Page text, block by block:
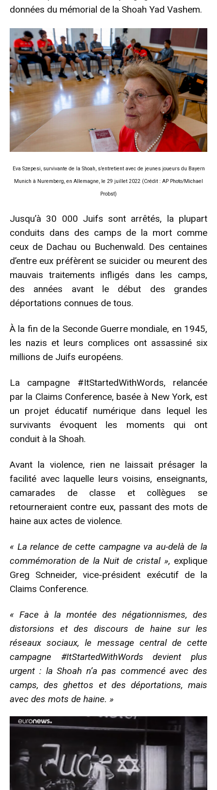
données du mémorial de la Shoah Yad Vashem.
Eva Szepesi, survivante de la Shoah, s’entretient avec de jeunes joueurs du Bayern
Munich à Nuremberg, en Allemagne, le 29 juillet 2022 (Crédit : AP Photo/Michael
Probst)
Jusqu’à 30 000 Juifs sont arrêtés, la plupart
conduits dans des camps de la mort comme
ceux de Dachau ou Buchenwald. Des centaines
d’entre eux préfèrent se suicider ou meurent des
mauvais traitements infligés dans les camps,
des années avant le début des grandes
déportations connues de tous.
À la fin de la Seconde Guerre mondiale, en 1945,
les nazis et leurs complices ont assassiné six
millions de Juifs européens.
La campagne #ItStartedWithWords, relancée
par la Claims Conference, basée à New York, est
un projet éducatif numérique dans lequel les
survivants évoquent les moments qui ont
conduit à la Shoah.
Avant la violence, rien ne laissait présager la
facilité avec laquelle leurs voisins, enseignants,
camarades de classe et collègues se
retourneraient contre eux, passant des mots de
haine aux actes de violence.
« La relance de cette campagne va au-delà de la
commémoration de la Nuit de cristal », explique
Greg Schneider, vice-président exécutif de la
Claims Conference.
« Face à la montée des négationnismes, des
distorsions et des discours de haine sur les
réseaux sociaux, le message central de cette
campagne #ItStartedWithWords devient plus
urgent : la Shoah n’a pas commencé avec des
camps, des ghettos et des déportations, mais
avec des mots de haine. »